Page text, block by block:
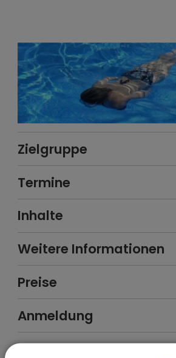
Zielgruppe
Termine
Inhalte
Weitere Informationen
Preise
Anmeldung